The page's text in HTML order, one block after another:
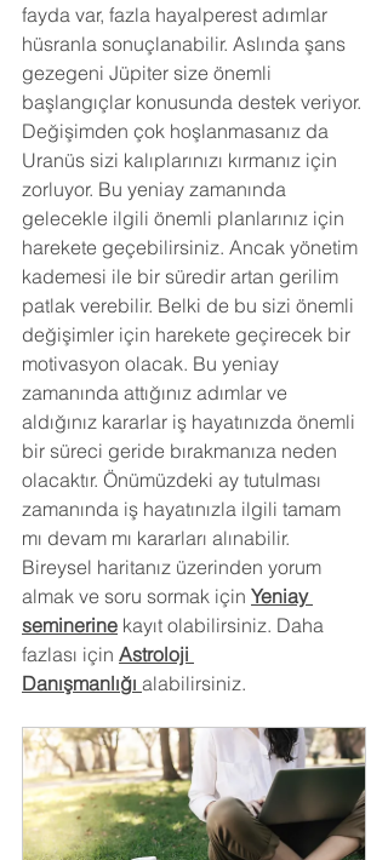
fayda var, fazla hayalperest adımlar
hüsranla sonuçlanabilir. Aslında şans
gezegeni Jüpiter size önemli
başlangıçlar konusunda destek veriyor.
Değişimden çok hoşlanmasanız da
Uranüs sizi kalıplarınızı kırmanız için
zorluyor. Bu yeniay zamanında
gelecekle ilgili önemli planlarınız için
harekete geçebilirsiniz. Ancak yönetim
kademesi ile bir süredir artan gerilim
patlak verebilir. Belki de bu sizi önemli
değişimler için harekete geçirecek bir
motivasyon olacak. Bu yeniay
zamanında attığınız adımlar ve
aldığınız kararlar iş hayatınızda önemli
bir süreci geride bırakmanıza neden
olacaktır. Önümüzdeki ay tutulması
zamanında iş hayatınızla ilgili tamam
mı devam mı kararları alınabilir.
Bireysel haritanız üzerinden yorum
almak ve soru sormak için Yeniay
seminerine kayıt olabilirsiniz. Daha
fazlası için Astroloji
Danışmanlığı alabilirsiniz.